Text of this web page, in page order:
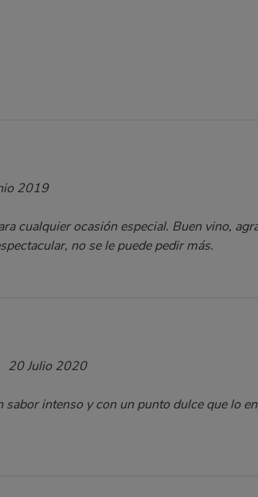
2019
cualquier ocasión especial. Buen vino,
no se le puede pedir más.
20 Julio 2020
sabor intenso y con un punto dulce que lo